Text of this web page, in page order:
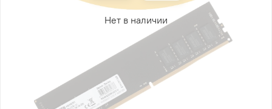
Нет в наличии